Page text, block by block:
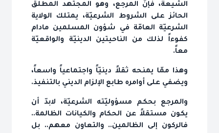
الشيعة، فإنّ المرجع، وهو المجتهد المطلق
الحائز على الشروط الشرعيّة، يمتلك الولاية
الشرعيّة العامّة في شؤون المسلمين مادام
كفوءاً لذلك من الناحيتين الدينيّة والواقعيّة
معاً.
وهذا ممّا يمنحه ثقلاً دينيّاً واجتماعياً واسعاً،
ويضفي على أوامره طابع الإلزام الديني بالتنفيذ.
والمرجع بحكم مسؤوليّته الشرعيّة، لابدّ أن
يكون مستقلاً عن الحكام والكيانات الظالمة..
فالركون إلى الظالمين.. والتعاون معهم.. بل